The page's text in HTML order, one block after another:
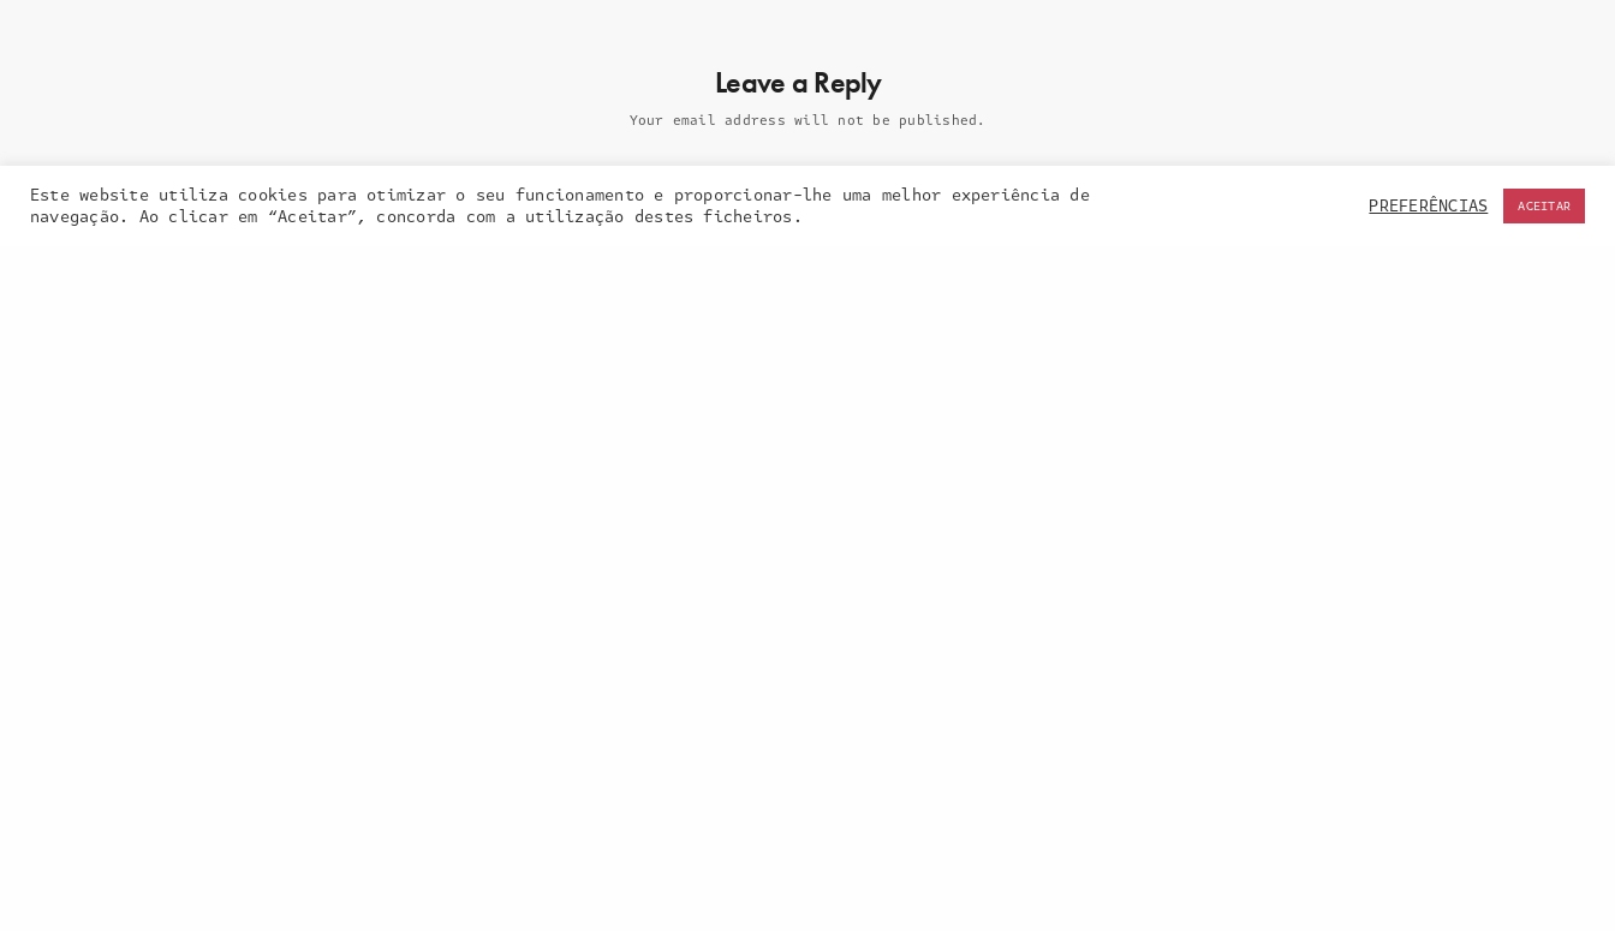
Leave a Reply
Your email address will not be published.
na imprensa
contactos
Este website utiliza cookies para otimizar o seu funcionamento e proporcionar-lhe uma melhor experiência de
navegação. Ao clicar em “Aceitar”, concorda com a utilização destes ficheiros.
PREFERÊNCIAS ACEITAR
Our site uses cookies. Learn more about our use of cookies: cookie policy